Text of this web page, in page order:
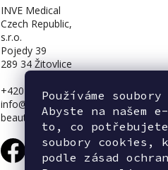
Používáme
Abyste na našem
to, co
soubory cookies,
podle zásad
INVE Medical
Czech Republic,
s.r.o.
Pojedy 39
289 34 Žitovlice
+420 734 839 831
info@inve-
beauty.cz